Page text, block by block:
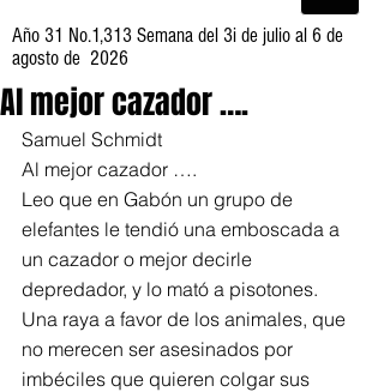
Año 31 No.1,313 Semana del 3i de julio al 6 de
agosto de 2026
Al mejor cazador ….
Samuel Schmidt
Al mejor cazador ….
Leo que en Gabón un grupo de
elefantes le tendió una emboscada a
un cazador o mejor decirle
depredador, y lo mató a pisotones.
Una raya a favor de los animales, que
no merecen ser asesinados por
imbéciles que quieren colgar sus